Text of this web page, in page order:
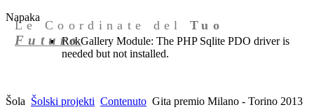
Napaka
RokGallery Module: The PHP Sqlite PDO driver is
needed but not installed.
Le Coordinate delTuo
Futuro
Šola Šolski projekti Contenuto Gita premio Milano - Torino 2013